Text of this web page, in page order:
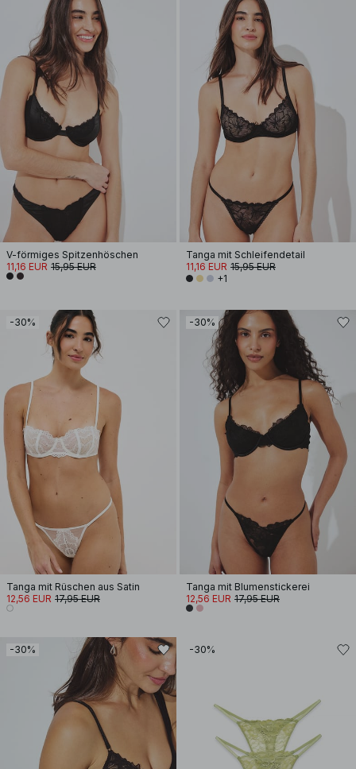
V-förmiges Spitzenhöschen
11,16 EUR 15,95 EUR
Tanga mit Schleifendetail
11,16 EUR 15,95 EUR
+1
-30%
Tanga mit Rüschen aus Satin
12,56 EUR 17,95 EUR
-30%
Tanga mit Blumenstickerei
12,56 EUR 17,95 EUR
-30% -30%